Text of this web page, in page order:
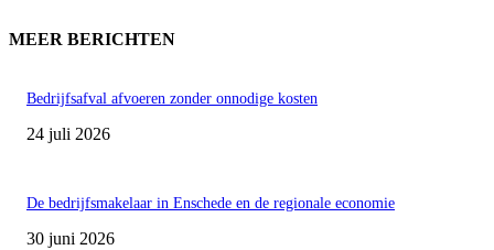
MEER BERICHTEN
Bedrijfsafval afvoeren zonder onnodige kosten
24 juli 2026
De bedrijfsmakelaar in Enschede en de regionale economie
30 juni 2026